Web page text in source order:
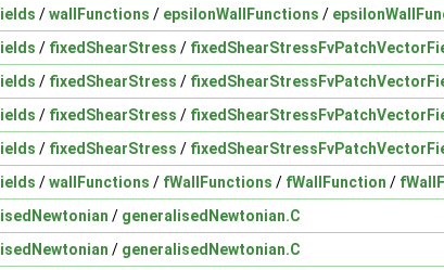
/wallFunctions / epsilonWallFunctions /
/ fixedShearStress /
/ fixedShearStress /
/ fixedShearStress /
/ fixedShearStress /
/wallFunctions / fWallFunctions / fWallFunction /
/ generalisedNewtonian.C
/ generalisedNewtonian.C